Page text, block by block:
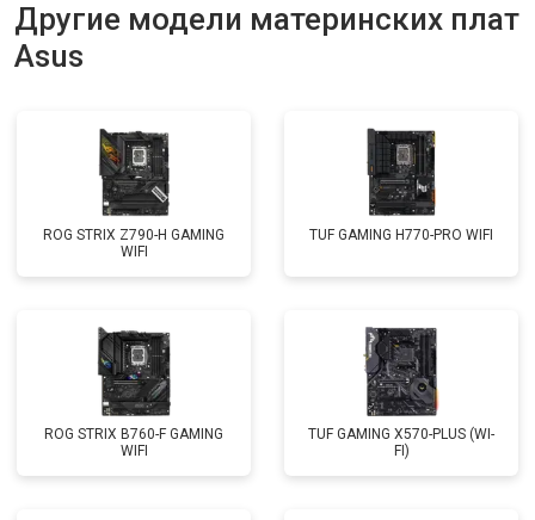
Другие модели материнских плат
Asus
ROG STRIX Z790-H GAMING
WIFI
TUF GAMING H770-PRO WIFI
ROG STRIX B760-F GAMING
WIFI
TUF GAMING X570-PLUS (WI-
FI)